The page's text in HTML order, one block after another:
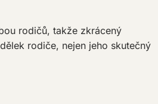
rodičů, takže zkrácený
rodiče, nejen jeho skutečný